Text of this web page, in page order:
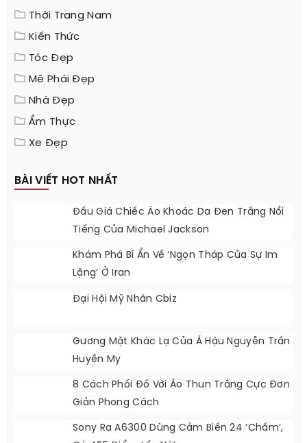
DANH MỤC
Thời Trang Nam
Kiến Thức
Tóc Đẹp
Mê Phái Đẹp
Nhà Đẹp
Xe Đẹp
BÀI VIẾT HOT NHẤT
Đấu Giá Chiếc Áo Khoác Da Đen Trắng Nổi
Tiếng Của Michael Jackson
Khám Phá Bí Ẩn Về ‘ngọn Tháp Của Sự Im
Đại Hội Mỹ Nhân Cbiz
Gương Mặt Khác Lạ Của Á Hậu Nguyễn Trần
Huyền My
8 Cách Phối Đồ Với Áo Thun Trắng Cực Đơn